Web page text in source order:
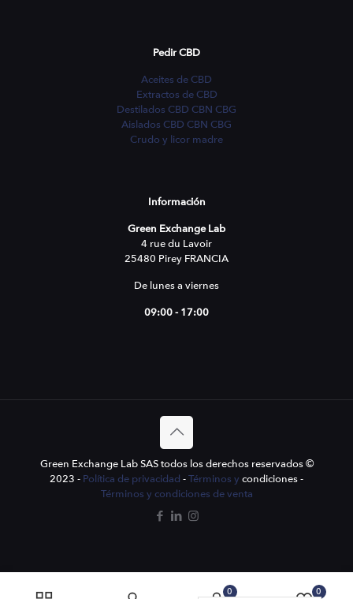
Pedir CBD
Aceites de CBD
Extractos de CBD
Destilados CBD CBN CBG
Aislados CBD CBN CBG
Crudo y licor madre
Información
Green Exchange Lab
4 rue du Lavoir
25480 Pirey FRANCIA
De lunes a viernes
09:00 - 17:00
Green Exchange Lab SAS todos los derechos reservados ©
2023 - Política de privacidad -Términos y condiciones -
Términos y condiciones de venta
0 0